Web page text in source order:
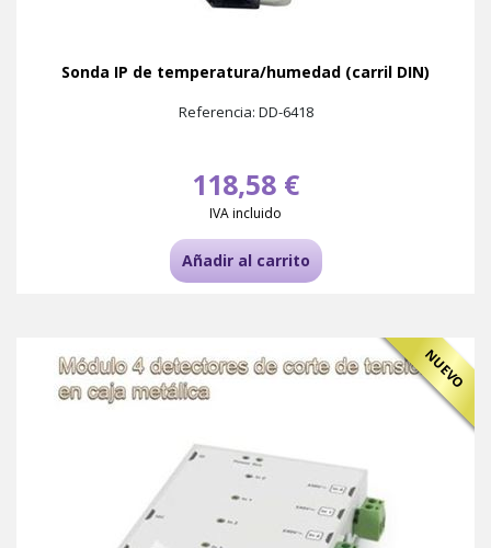
Sonda IP de temperatura/humedad (carril DIN)
Referencia: DD-6418
118,58 €
IVA incluido
Añadir al carrito
NUEVO